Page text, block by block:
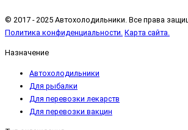
© 2017 - 2025 Автохолодильники. Все права
Политика конфиденциальности. Карта сайта.
Назначение
Автохолодильники
Для рыбалки
Для перевозки лекарств
Для перевозки вакцин